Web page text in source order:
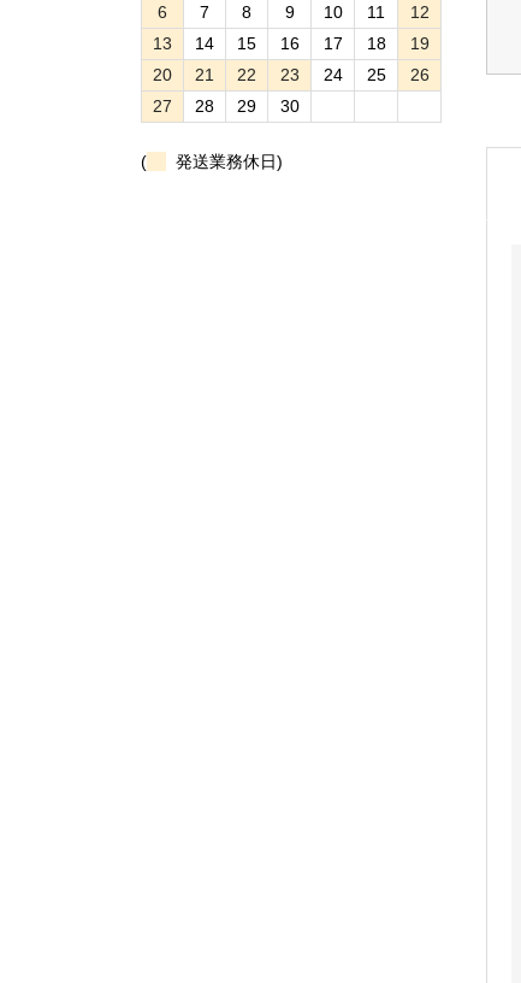
6
7 8 9 10 11
12
13
14 15 16 17 18
19
20
21 22 23 24 25
26
27
28 29 30
( 発送業務休日)